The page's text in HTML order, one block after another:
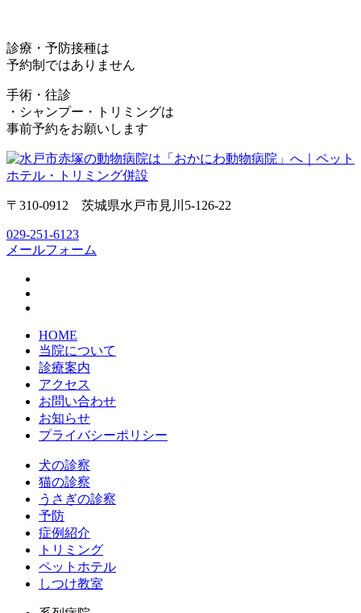
診療・予防接種は
予約制ではありません
手術・往診
・シャンプー・トリミングは
事前予約をお願いします
〒310-0912 茨城県水戸市見川5-126-22
029-251-6123
メールフォーム
HOME
当院について
診療案内
アクセス
お問い合わせ
お知らせ
プライバシーポリシー
犬の診察
猫の診察
うさぎの診察
予防
症例紹介
トリミング
ペットホテル
しつけ教室